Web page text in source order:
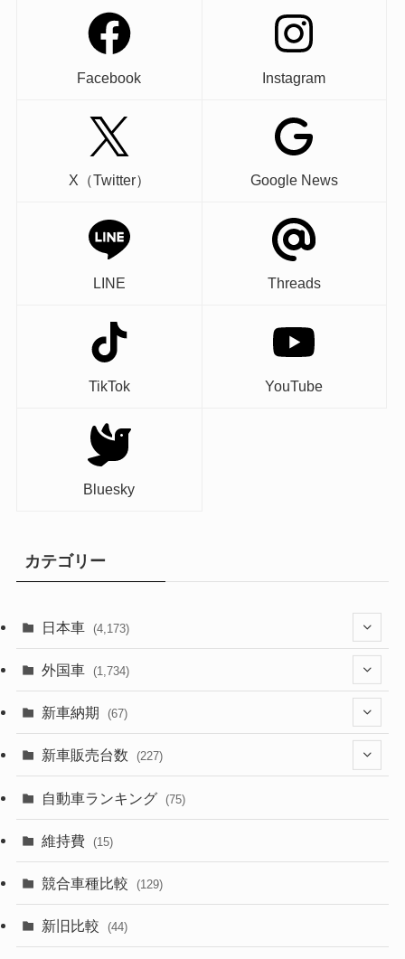
Facebook Instagram
X（Twitter） Google News
LINE Threads
TikTok YouTube
Bluesky
カテゴリー
日本車 (4,173)
(1,321)
(329)
(526)
(357)
(328)
外国車 (1,734)
(242)
(85)
(84)
新車納期 (67)
(28)
(8)
(3)
(3)
新車販売台数 (227)
(21)
(5)
自動車ランキング (75)
維持費 (15)
競合車種比較 (129)
新旧比較 (44)